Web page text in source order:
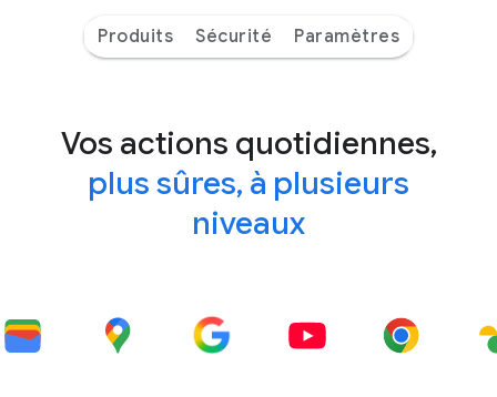
Produits Sécurité Paramètres
Vos actions quotidiennes,
plus sûres, à plusieurs
niveaux